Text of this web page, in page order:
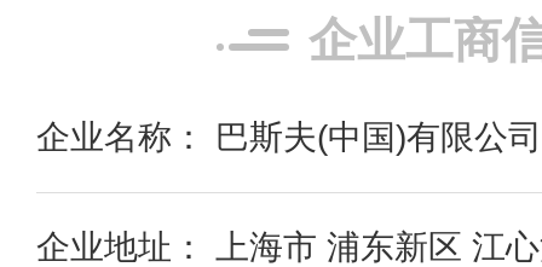
企业工商
企业名称： 巴斯夫(中国)有限公司
企业地址： 上海市 浦东新区 江